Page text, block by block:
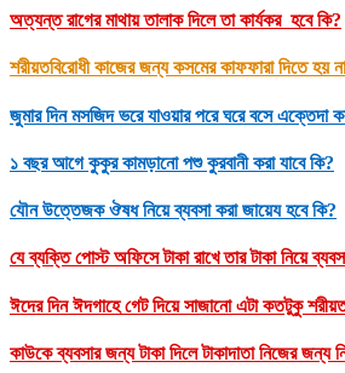
অত্যন্ত রাগের মাথায় তালাক দিলে তা কার্যকর হবে কি?
শরীয়তবিরোধী কাজের জন্য কসমের কাফফারা দিতে হয়
জুমার দিন মসজিদ ভরে যাওয়ার পরে ঘরে বসে এক্তেদা
১ বছর আগে কুকুর কামড়ানো পশু কুরবানী করা যাবে কি?
যৌন উত্তেজক ঔষধ নিয়ে ব্যবসা করা জায়েয হবে কি?
যে ব্যক্তি পোস্ট অফিসে টাকা রাখে তার টাকা নিয়ে
ঈদের দিন ঈদগাহে গেট দিয়ে সাজানো এটা কতটুকু
কাউকে ব্যবসার জন্য টাকা দিলে টাকাদাতা নিজের জন্য